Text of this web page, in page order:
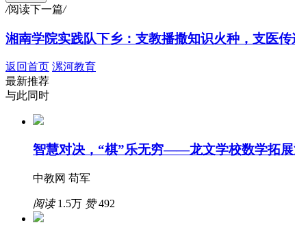
/阅读下一篇/
湘南学院实践队下乡：支教播撒知识火种，支医
返回首页 漯河教育
最新推荐
与此同时
智慧对决，“棋”乐无穷——龙文学校数学拓
中教网 苟军
阅读1.5万 赞492